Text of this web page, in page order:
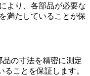
より、各部品が必要な
満たしていることが保
品の寸法を精密に測定
ことを保証します。